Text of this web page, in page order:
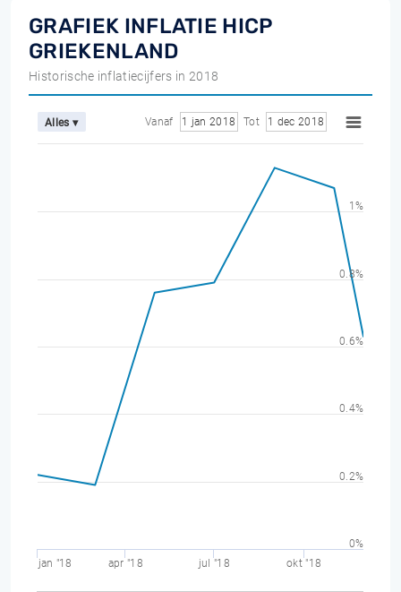
GRAFIEK INFLATIE HICP
GRIEKENLAND
Historische inflatiecijfers in 2018
Alles ▾ Vanaf 1 jan 2018 Tot 1 dec 2018
jan "18 apr "18 jul "18 okt "18
0%
0.2%
0.4%
0.6%
0.8%
1%